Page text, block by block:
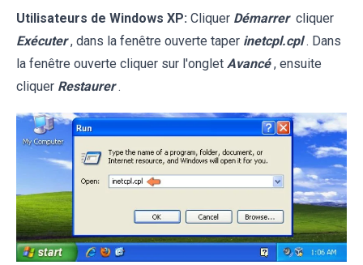
Utilisateurs de Windows XP: Cliquer Démarrer cliquer
Exécuter , dans la fenêtre ouverte taper inetcpl.cpl . Dans
la fenêtre ouverte cliquer sur l'onglet Avancé , ensuite
cliquer Restaurer .